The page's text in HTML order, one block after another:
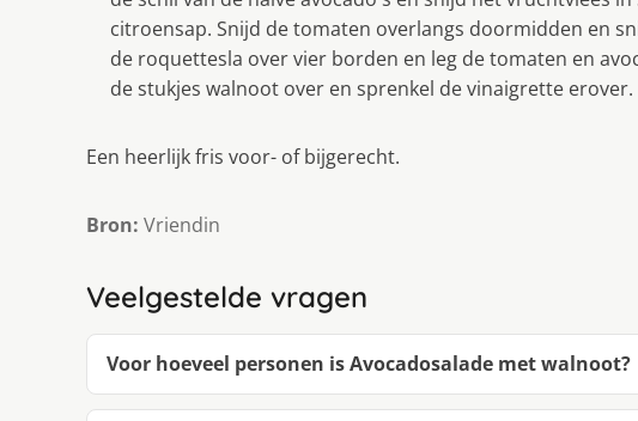
citroensap. Snijd de tomaten overlangs doormidden en
de roquettesla over vier borden en leg de tomaten en
de stukjes walnoot over en sprenkel de vinaigrette erover.
Een heerlijk fris voor- of bijgerecht.
Bron: Vriendin
Veelgestelde vragen
Voor hoeveel personen is Avocadosalade met walnoot?